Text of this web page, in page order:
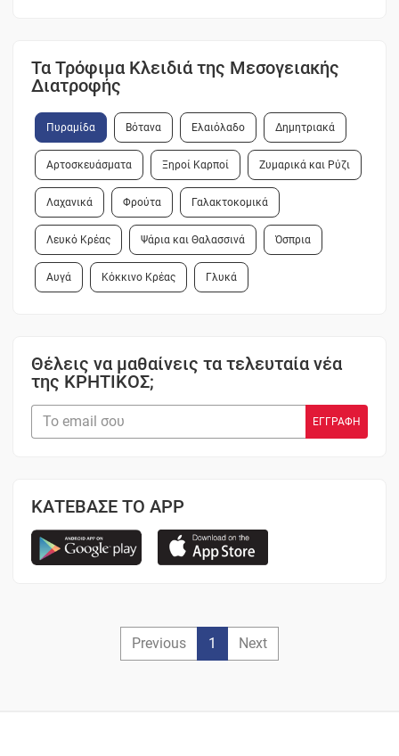
Τα Τρόφιμα Κλειδιά της Μεσογειακής
Διατροφής
Πυραμίδα Βότανα Ελαιόλαδο Δημητριακά
Αρτοσκευάσματα Ξηροί Καρποί Ζυμαρικά και Ρύζι
Λαχανικά Φρούτα Γαλακτοκομικά
Λευκό Κρέας Ψάρια και Θαλασσινά Όσπρια
Αυγά Κόκκινο Κρέας Γλυκά
Θέλεις να μαθαίνεις τα τελευταία νέα
της ΚΡΗΤΙΚΟΣ;
ΚΑΤΕΒΑΣΕ ΤΟ APP
Previous 1 Next